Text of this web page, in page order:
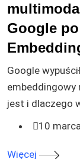
Google
Google
embeddingowy
jest i dlaczego
10
Więcej